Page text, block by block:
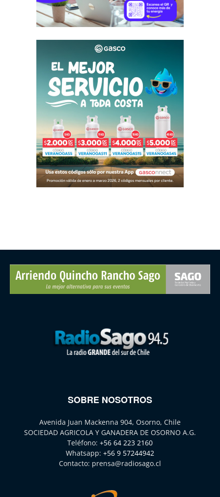
SOBRE NOSOTROS
Avenida Juan Mackenna 904, Osorno, Chile
SOCIEDAD AGRICOLA Y GANADERA DE OSORNO A.G.
Teléfono: +56 64 223 2160
Whatsapp: +56 9 57244942
Contacto: prensa@radiosago.cl